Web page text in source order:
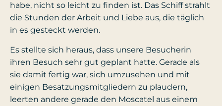
habe, nicht so leicht zu finden ist. Das Schiff strahlt
die Stunden der Arbeit und Liebe aus, die täglich
in es gesteckt werden.
Es stellte sich heraus, dass unsere Besucherin
ihren Besuch sehr gut geplant hatte. Gerade als
sie damit fertig war, sich umzusehen und mit
einigen Besatzungsmitgliedern zu plaudern,
leerten andere gerade den Moscatel aus einem